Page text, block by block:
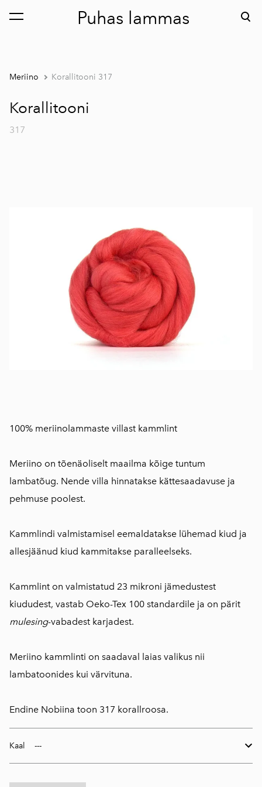
Puhas lammas
lisati ostukorvi. Vaata ostukorvi
Meriino Korallitooni 317
Korallitooni
317
100% meriinolammaste villast kammlint
Meriino on tõenäoliselt maailma kõige tuntum
lambatõug. Nende villa hinnatakse kättesaadavuse ja
pehmuse poolest.
Kammlindi valmistamisel eemaldatakse lühemad kiud ja
allesjäänud kiud kammitakse paralleelseks.
Kammlint on valmistatud 23 mikroni jämedustest
kiududest, vastab Oeko-Tex 100 standardile ja on pärit
mulesing-vabadest karjadest.
Meriino kammlinti on saadaval laias valikus nii
lambatoonides kui värvituna.
Endine Nobiina toon 317 korallroosa.
Kaal